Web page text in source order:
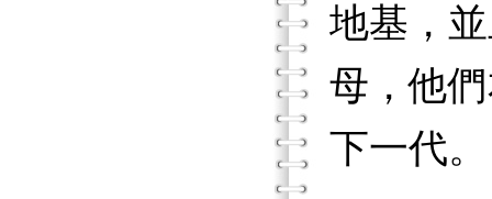
地基，
母，他
下一代。